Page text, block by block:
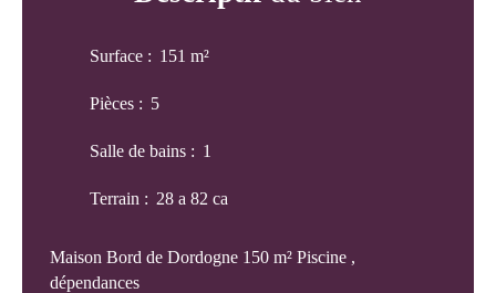
Surface : 151 m²
Pièces : 5
Salle de bains : 1
Terrain : 28 a 82 ca
Maison Bord de Dordogne 150 m² Piscine ,
dépendances